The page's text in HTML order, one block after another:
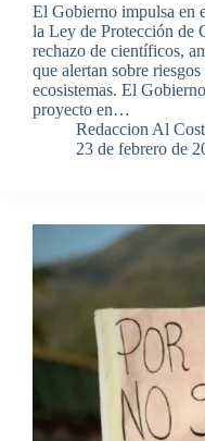
El Gobierno impulsa en
la Ley de Protección de
rechazo de científicos,
que alertan sobre
ecosistemas. El
proyecto en…
Redaccion Al
23 de febrero de